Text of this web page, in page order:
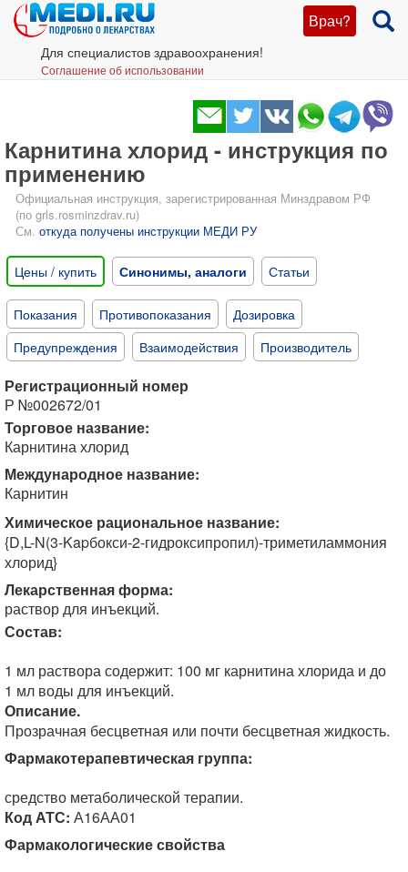
Врач?
Для специалистов здравоохранения!
Соглашение об использовании
Карнитина хлорид - инструкция по
применению
Официальная инструкция, зарегистрированная Минздравом РФ
(по grls.rosminzdrav.ru)
См. откуда получены инструкции МЕДИ РУ
Цены / купить Синонимы, аналоги Статьи
Показания Противопоказания
Дозировка
Предупреждения
Взаимодействия Производитель
Регистрационный номер
Р №002672/01
Торговое название:
Карнитина хлорид
Международное название:
Карнитин
Химическое рациональное название:
{D,L-N(3-Kapбокси-2-гидроксипропил)-триметиламмония
хлорид}
Лекарственная форма:
раствор для инъекций.
Состав:
1 мл раствора содержит: 100 мг карнитина хлорида и до
1 мл воды для инъекций.
Описание.
Прозрачная бесцветная или почти бесцветная жидкость.
Фармакотерапевтическая группа:
средство метаболической терапии.
Код АТС: А16АА01
Фармакологические свойства